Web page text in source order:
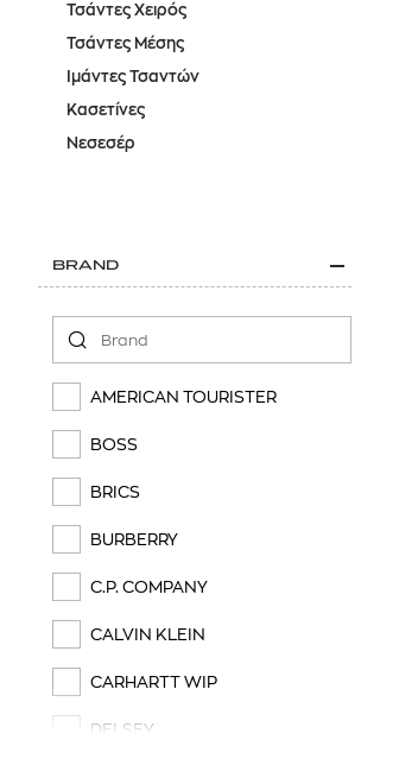
Τσάντες Χειρός
Τσάντες Μέσης
Ιμάντες Τσαντών
Κασετίνες
Νεσεσέρ
BRAND
AMERICAN TOURISTER
BOSS
BRICS
BURBERRY
C.P. COMPANY
CALVIN KLEIN
CARHARTT WIP
DELSEY